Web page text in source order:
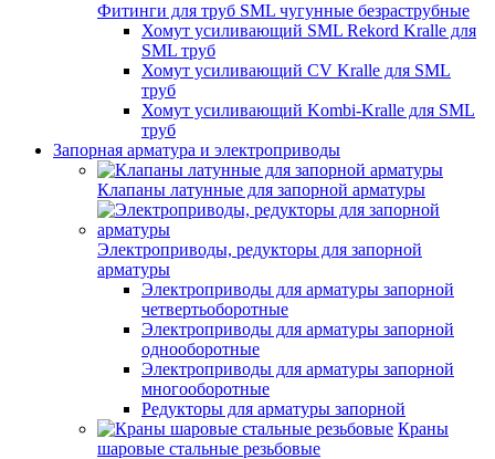
Фитинги для труб SML чугунные безраструбные
Хомут усиливающий SML Rekord Kralle для
SML труб
Хомут усиливающий CV Kralle для SML
труб
Хомут усиливающий Kombi-Kralle для SML
труб
Запорная арматура и электроприводы
Клапаны латунные для запорной арматуры
Электроприводы, редукторы для запорной
арматуры
Электроприводы для арматуры запорной
четвертьоборотные
Электроприводы для арматуры запорной
однооборотные
Электроприводы для арматуры запорной
многооборотные
Редукторы для арматуры запорной
Краны
шаровые стальные резьбовые